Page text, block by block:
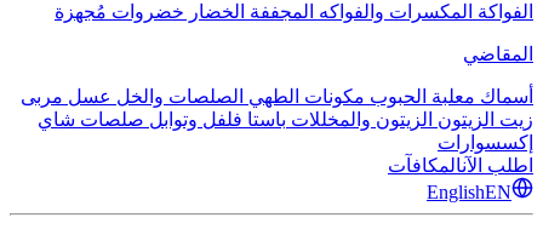
الفواكة المكسرات والفواكه المجففة الخضار خضروات مُجهزة
المقاضي
أسماك معلبة الحبوب مكونات الطهي الصلصات والخل عسل مربى
زيت الزيتون الزيتون والمخللات باستا فلفل وتوابل صلصات شاي
إكسسوارات
اطلب الآنالمكافآت
EnglishEN